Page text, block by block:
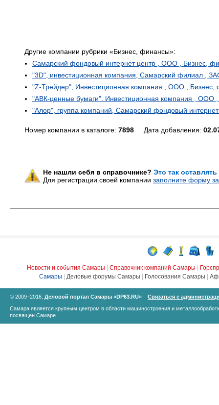
Другие компании рубрики «Бизнес, финансы»:
Самарский фондовый интернет центр , ООО , Бизнес,
"3D", инвестиционная компания, Самарский филиал ,
"Z-Трейдер", Инвестиционная компания , ООО , Бизнес,
"АВК-ценные бумаги". Инвестиционная компания , ООО
"Алор", группа компаний, Самарский фондовый
Номер компании в каталоге: 7898 Дата добавления:
Не нашли себя в справочнике? Это так
Для регистрации своей компании заполните форму
Новости и события Самары Справочник компаний Самары
Самары
Деловые форумы Самары Голосования Самары
© 2009–2016, Деловой портал Самары «DP63.RU»
Связаться с
Самара является крупным центром в области машиностроения и
посвящен Самаре.